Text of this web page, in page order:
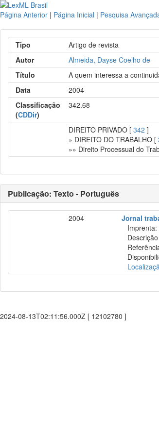
Página Anterior | Página Inicial | Pesquisa
Tipo
Artigo de revista
Autor
Almeida, Dayse Coelho de
Título
A quem interessa a
Data
2004
Classificação
(CDDir)
342.68
DIREITO PRIVADO [342 ]
» DIREITO DO TRABALHO [
»» Direito Processual do
Publicação: Texto - Português
2004
Jornal
Imprenta:
2024-08-13T02:11:56.000Z [ 12102780 ]